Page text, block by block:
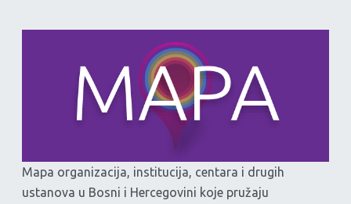
Mapa organizacija, institucija, centara i drugih
ustanova u Bosni i Hercegovini koje pružaju